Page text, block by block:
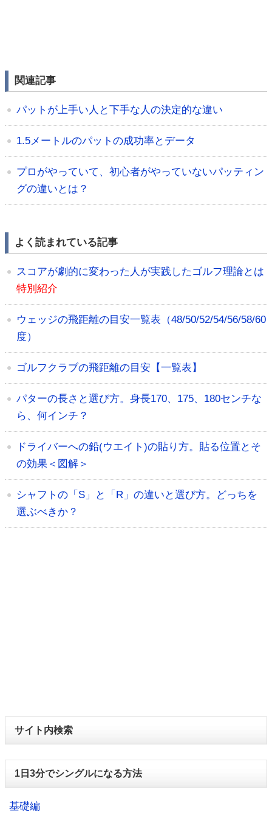
関連記事
パットが上手い人と下手な人の決定的な違い
1.5メートルのパットの成功率とデータ
プロがやっていて、初心者がやっていないパッティン
グの違いとは？
よく読まれている記事
スコアが劇的に変わった人が実践したゴルフ理論とは
特別紹介
ウェッジの飛距離の目安一覧表（48/50/52/54/56/58/60
度）
ゴルフクラブの飛距離の目安【一覧表】
パターの長さと選び方。身長170、175、180センチな
ら、何インチ？
ドライバーへの鉛(ウエイト)の貼り方。貼る位置とそ
の効果＜図解＞
シャフトの「S」と「R」の違いと選び方。どっちを
選ぶべきか？
サイト内検索
1日3分でシングルになる方法
基礎編